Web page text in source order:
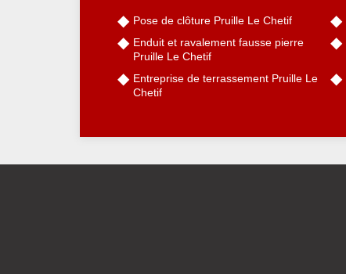
Pose de clôture Pruille Le Chetif
Enduit et ravalement fausse pierre
Pruille Le Chetif
Entreprise de terrassement Pruille Le
Chetif